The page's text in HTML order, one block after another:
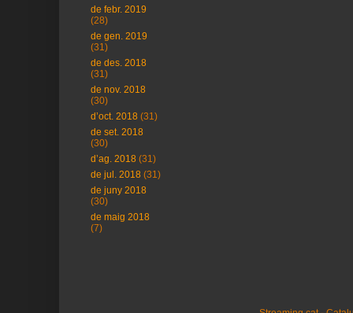
de febr. 2019
(28)
de gen. 2019
(31)
de des. 2018
(31)
de nov. 2018
(30)
d’oct. 2018 (31)
de set. 2018
(30)
d’ag. 2018 (31)
de jul. 2018 (31)
de juny 2018
(30)
de maig 2018
(7)